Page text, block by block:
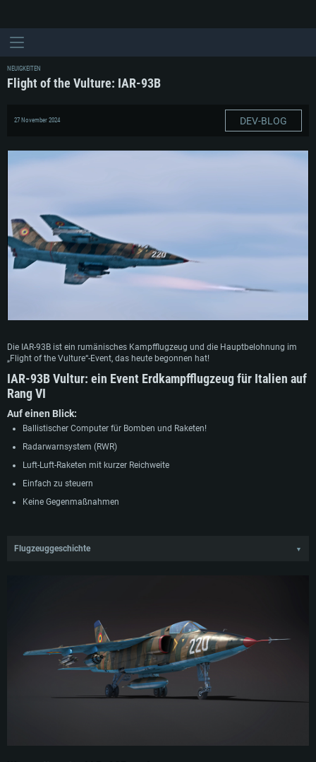
NEUIGKEITEN
Flight of the Vulture: IAR-93B
27 November 2024 DEV-BLOG
Die IAR-93B ist ein rumänisches Kampfflugzeug und die Hauptbelohnung im
„Flight of the Vulture“-Event, das heute begonnen hat!
IAR-93B Vultur: ein Event Erdkampfflugzeug für Italien auf
Rang VI
Auf einen Blick:
Ballistischer Computer für Bomben und Raketen!
Radarwarnsystem (RWR)
Luft-Luft-Raketen mit kurzer Reichweite
Einfach zu steuern
Keine Gegenmaßnahmen
Flugzeuggeschichte ▼
IAR-93 fand 1974 statt. Die Serienproduktion der IAR-93 begann 1976 im
rumänischen Werk Avioane Craiova. Weitere Arbeiten führten zur Modifikation
IAR-93B mit einem Nachbrennertriebwerk. Insgesamt wurden 83 Flugzeuge
produziert, die wiederholt modernisiert wurden.